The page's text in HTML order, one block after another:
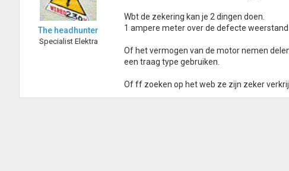
The headhunter
Specialist Elektra
Wbt de zekering kan je 2 dingen doen.
1 ampere meter over de defecte
Of het vermogen van de motor nemen
een traag type gebruiken.
Of ff zoeken op het web ze zijn zeker